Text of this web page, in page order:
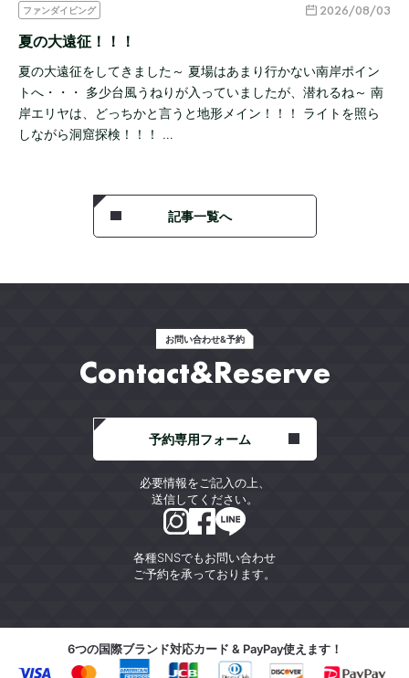
ファンダイビング 2026/08/03
夏の大遠征！！！
夏の大遠征をしてきました～ 夏場はあまり行かない南岸ポイン
トへ・・・ 多少台風うねりが入っていましたが、潜れるね～ 南
岸エリヤは、どっちかと言うと地形メイン！！！ ライトを照ら
しながら洞窟探検！！！ …
記事一覧へ
お問い合わせ&予約
Contact&Reserve
各種SNSでもお問い合わせ
ご予約を承っております。
予約専用フォーム
必要情報をご記入の上、
送信してください。
6つの国際ブランド対応カード & PayPay使えます！